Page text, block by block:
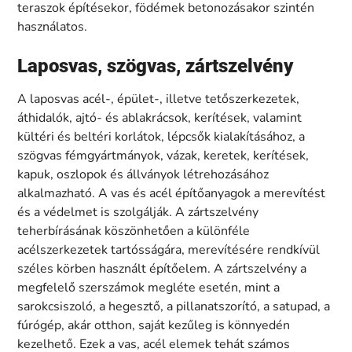
teraszok építésekor, födémek betonozásakor szintén
használatos.
Laposvas, szögvas, zártszelvény
A laposvas acél-, épület-, illetve tetőszerkezetek,
áthidalók, ajtó- és ablakrácsok, kerítések, valamint
kültéri és beltéri korlátok, lépcsők kialakításához, a
szögvas fémgyártmányok, vázak, keretek, kerítések,
kapuk, oszlopok és állványok létrehozásához
alkalmazható. A vas és acél építőanyagok a merevítést
és a védelmet is szolgálják. A zártszelvény
teherbírásának köszönhetően a különféle
acélszerkezetek tartósságára, merevítésére rendkívül
széles körben használt építőelem. A zártszelvény a
megfelelő szerszámok megléte esetén, mint a
sarokcsiszoló, a hegesztő, a pillanatszorító, a satupad, a
fúrógép, akár otthon, saját kezűleg is könnyedén
kezelhető. Ezek a vas, acél elemek tehát számos